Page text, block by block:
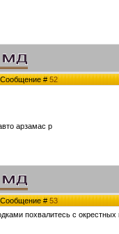
Сообщение #52
арзамас р
Сообщение #53
похвалитесь с